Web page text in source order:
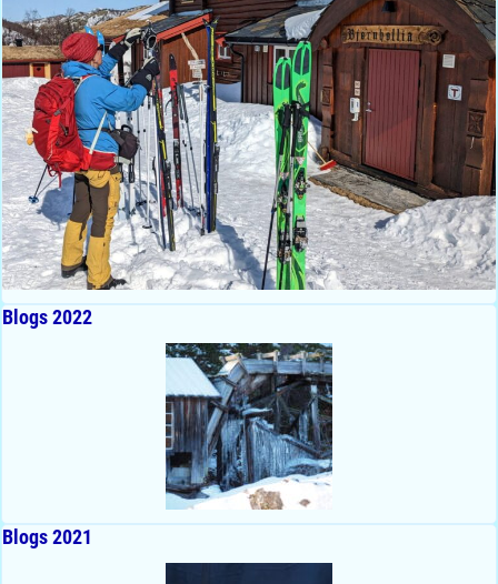
Blogs 2022
Blogs 2021